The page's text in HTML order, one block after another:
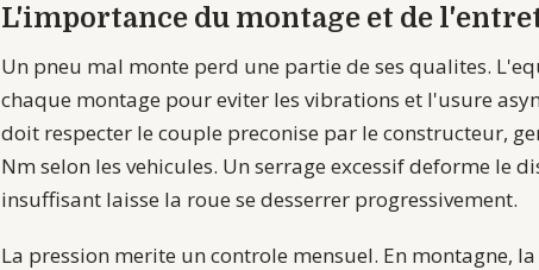
L'importance du montage et de
Un pneu mal monte perd une partie de ses qualites.
chaque montage pour eviter les vibrations et l'usure
doit respecter le couple preconise par le constructeur,
Nm selon les vehicules. Un serrage excessif deforme le
insuffisant laisse la roue se desserrer progressivement.
La pression merite un controle mensuel. En montagne,